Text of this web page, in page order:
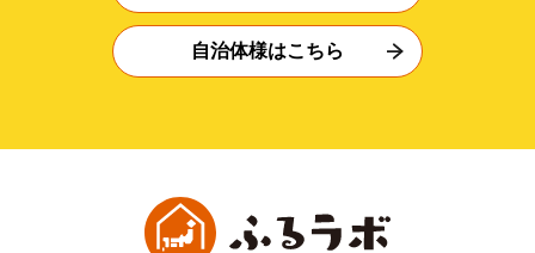
自治体様はこちら